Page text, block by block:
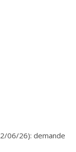
06/26): demande